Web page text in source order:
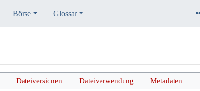
Börse Glossar
Dateiversionen Dateiverwendung Metadaten